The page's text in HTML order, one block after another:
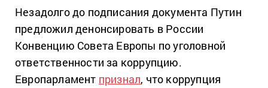
Незадолго до подписания документа Путин
предложил денонсировать в России
Конвенцию Совета Европы по уголовной
ответственности за коррупцию.
Европарламент признал, что коррупция